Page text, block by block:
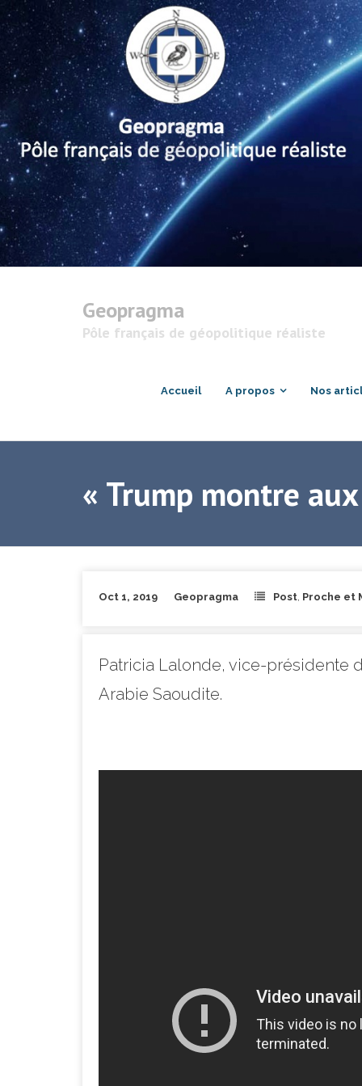
Geopragma
Pôle français de géopolitique réaliste
Accueil A propos Nos
« Trump montre
Oct 1, 2019 Geopragma Post Proche et
Patricia Lalonde, vice-présidente
Arabie Saoudite.